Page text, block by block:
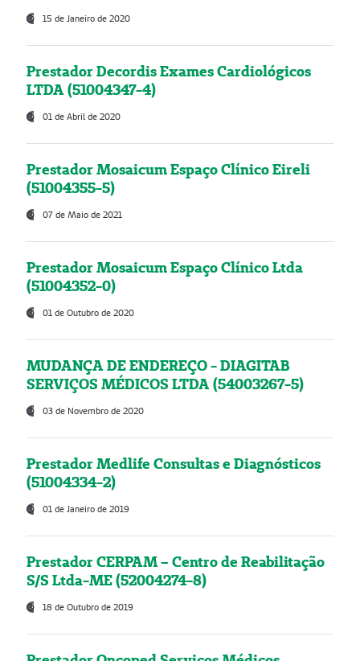
15 de Janeiro de 2020
Prestador Decordis Exames Cardiológicos
LTDA (51004347-4)
01 de Abril de 2020
Prestador Mosaicum Espaço Clínico Eireli
(51004355-5)
07 de Maio de 2021
Prestador Mosaicum Espaço Clínico Ltda
(51004352-0)
01 de Outubro de 2020
MUDANÇA DE ENDEREÇO - DIAGITAB
SERVIÇOS MÉDICOS LTDA (54003267-5)
03 de Novembro de 2020
Prestador Medlife Consultas e Diagnósticos
(51004334-2)
01 de Janeiro de 2019
Prestador CERPAM – Centro de Reabilitação
S/S Ltda-ME (52004274-8)
18 de Outubro de 2019